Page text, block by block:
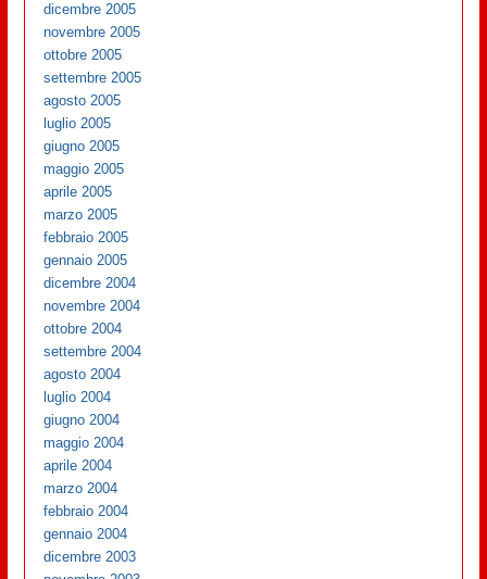
dicembre 2005
novembre 2005
ottobre 2005
settembre 2005
agosto 2005
luglio 2005
giugno 2005
maggio 2005
aprile 2005
marzo 2005
febbraio 2005
gennaio 2005
dicembre 2004
novembre 2004
ottobre 2004
settembre 2004
agosto 2004
luglio 2004
giugno 2004
maggio 2004
aprile 2004
marzo 2004
febbraio 2004
gennaio 2004
dicembre 2003